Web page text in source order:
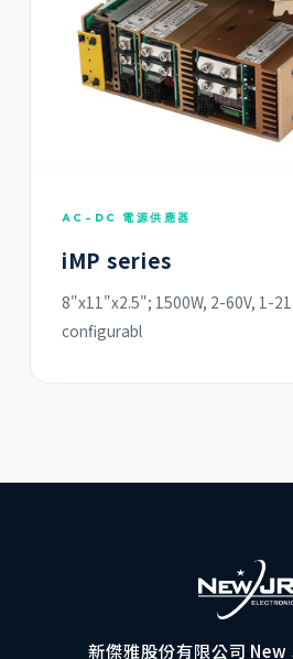
AC-DC 電源供應器
iMP series
8"x11"x2.5"; 1500W, 2-60V, 1-
configurabl
新傑雅股份有限公司